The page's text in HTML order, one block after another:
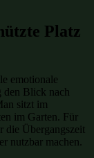
Platz
emotionale
den Blick nach
sitzt im
im Garten. Für
die Übergangszeit
nutzbar machen.